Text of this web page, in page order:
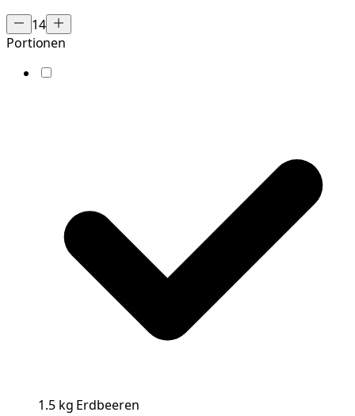
14
Portionen
1.5 kg Erdbeeren